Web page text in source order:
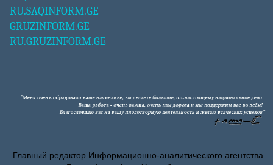
RU.SAQINFORM.GE
GRUZINFORM.GE
RU.GRUZINFORM.GE
Главный редактор Информационно-аналитического агентства